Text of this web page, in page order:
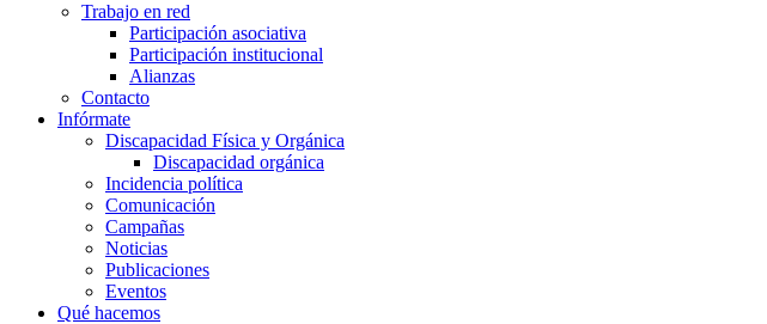
Trabajo en red
Participación asociativa
Participación institucional
Alianzas
Contacto
Infórmate
Discapacidad Física y Orgánica
Discapacidad orgánica
Incidencia política
Comunicación
Campañas
Noticias
Publicaciones
Eventos
Qué hacemos